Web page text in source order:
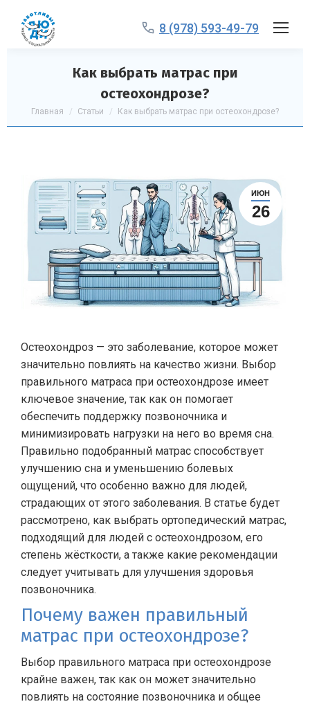
8 (978) 593-49-79
Как выбрать матрас при
остеохондрозе?
Вы здесь:
Главная Статьи Как выбрать матрас при остеохондрозе?
ИЮН
26
Остеохондроз — это заболевание, которое может
значительно повлиять на качество жизни. Выбор
правильного матраса при остеохондрозе имеет
ключевое значение, так как он помогает
обеспечить поддержку позвоночника и
минимизировать нагрузки на него во время сна.
Правильно подобранный матрас способствует
улучшению сна и уменьшению болевых
ощущений, что особенно важно для людей,
страдающих от этого заболевания. В статье будет
рассмотрено, как выбрать ортопедический матрас,
подходящий для людей с остеохондрозом, его
степень жёсткости, а также какие рекомендации
следует учитывать для улучшения здоровья
позвоночника.
Почему важен правильный
матрас при остеохондрозе?
Выбор правильного матраса при остеохондрозе
крайне важен, так как он может значительно
повлиять на состояние позвоночника и общее